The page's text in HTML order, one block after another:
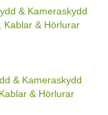
& Kameraskydd
Kablar & Hörlurar
& Kameraskydd
& Hörlurar